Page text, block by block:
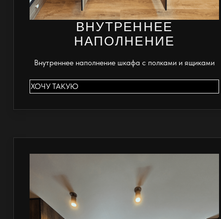
ВНУТРЕННЕЕ
НАПОЛНЕНИЕ
Внутреннее наполнение шкафа с полками и ящиками
ХОЧУ ТАКУЮ